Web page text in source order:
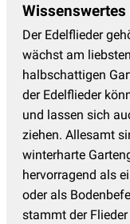
Der Edelflieder
wächst am
halbschattigen
der Edelflieder
und lassen sich
ziehen. Allesamt
winterharte
hervorragend als
oder als
stammt der